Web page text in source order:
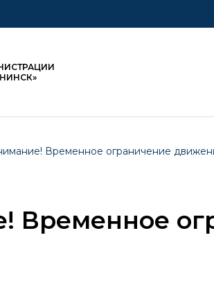
Временное ограничение
Временное